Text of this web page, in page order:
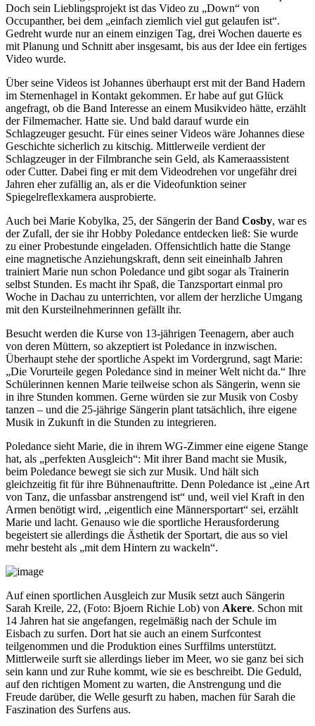
Doch sein Lieblingsprojekt ist das Video zu „Down“ von
Occupanther, bei dem „einfach ziemlich viel gut gelaufen ist“.
Gedreht wurde nur an einem einzigen Tag, drei Wochen dauerte es
mit Planung und Schnitt aber insgesamt, bis aus der Idee ein fertiges
Video wurde.
Über seine Videos ist Johannes überhaupt erst mit der Band Hadern
im Sternenhagel in Kontakt gekommen. Er habe auf gut Glück
angefragt, ob die Band Interesse an einem Musikvideo hätte, erzählt
der Filmemacher. Hatte sie. Und bald darauf wurde ein
Schlagzeuger gesucht. Für eines seiner Videos wäre Johannes diese
Geschichte sicherlich zu kitschig. Mittlerweile verdient der
Schlagzeuger in der Filmbranche sein Geld, als Kameraassistent
oder Cutter. Dabei fing er mit dem Videodrehen vor ungefähr drei
Jahren eher zufällig an, als er die Videofunktion seiner
Spiegelreflexkamera ausprobierte.
Auch bei Marie Kobylka, 25, der Sängerin der Band Cosby, war es
der Zufall, der sie ihr Hobby Poledance entdecken ließ: Sie wurde
zu einer Probestunde eingeladen. Offensichtlich hatte die Stange
eine magnetische Anziehungskraft, denn seit eineinhalb Jahren
trainiert Marie nun schon Poledance und gibt sogar als Trainerin
selbst Stunden. Es macht ihr Spaß, die Tanzsportart einmal pro
Woche in Dachau zu unterrichten, vor allem der herzliche Umgang
mit den Kursteilnehmerinnen gefällt ihr.
Besucht werden die Kurse von 13-jährigen Teenagern, aber auch
von deren Müttern, so akzeptiert ist Poledance in inzwischen.
Überhaupt stehe der sportliche Aspekt im Vordergrund, sagt Marie:
„Die Vorurteile gegen Poledance sind in meiner Welt nicht da.“ Ihre
Schülerinnen kennen Marie teilweise schon als Sängerin, wenn sie
in ihre Stunden kommen. Gerne würden sie zur Musik von Cosby
tanzen – und die 25-jährige Sängerin plant tatsächlich, ihre eigene
Musik in Zukunft in die Stunden zu integrieren.
Poledance sieht Marie, die in ihrem WG-Zimmer eine eigene Stange
hat, als „perfekten Ausgleich“: Mit ihrer Band macht sie Musik,
beim Poledance bewegt sie sich zur Musik. Und hält sich
gleichzeitig fit für ihre Bühnenauftritte. Denn Poledance ist „eine Art
von Tanz, die unfassbar anstrengend ist“ und, weil viel Kraft in den
Armen benötigt wird, „eigentlich eine Männersportart“ sei, erzählt
Marie und lacht. Genauso wie die sportliche Herausforderung
begeistert sie allerdings die Ästhetik der Sportart, die aus so viel
mehr besteht als „mit dem Hintern zu wackeln“.
Auf einen sportlichen Ausgleich zur Musik setzt auch Sängerin
Sarah Kreile, 22, (Foto: Bjoern Richie Lob) von Akere. Schon mit
14 Jahren hat sie angefangen, regelmäßig nach der Schule im
Eisbach zu surfen. Dort hat sie auch an einem Surfcontest
teilgenommen und die Produktion eines Surffilms unterstützt.
Mittlerweile surft sie allerdings lieber im Meer, wo sie ganz bei sich
sein kann und zur Ruhe kommt, wie sie es beschreibt. Die Geduld,
auf den richtigen Moment zu warten, die Anstrengung und die
Freude darüber, die Welle gesurft zu haben, machen für Sarah die
Faszination des Surfens aus.